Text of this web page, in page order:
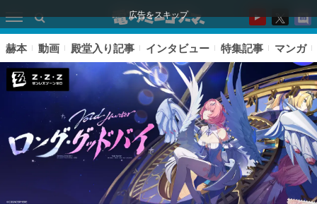
広告をスキップ
赫本 動画 殿堂入り記事 インタビュー 特集記事 マンガ